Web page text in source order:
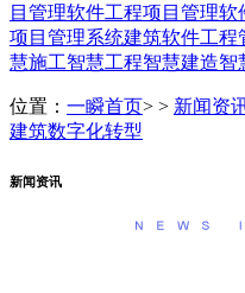
目管理软件工程项目管理软
项目管理系统建筑软件工程
慧施工智慧工程智慧建造智
位置： 一瞬首页> > 新闻资
建筑数字化转型
新闻资讯